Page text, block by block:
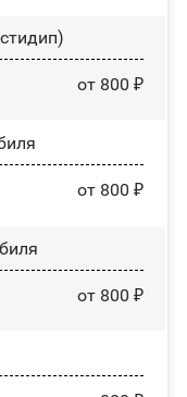
от 800 ₽
от 800 ₽
от 800 ₽